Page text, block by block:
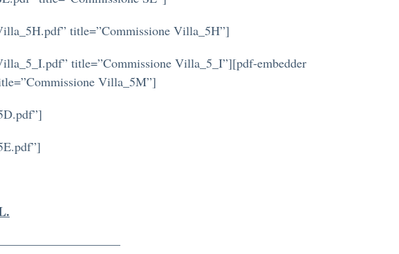
title=”Commissione Villa_5H”]
title=”Commissione Villa_5_I”][pdf-embedder
Villa_5M”]